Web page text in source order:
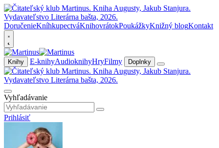
DoručenieKníhkupectváKnihovrátokPoukážkyKnižný blogKontakt
Knihy E-knihyAudioknihyHryFilmy Doplnky
Vyhľadávanie
Prihlásiť